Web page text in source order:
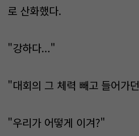
로 산화했다.
"강하다..."
"대회의 그 체력 빼고 들어가
"우리가 어떻게 이겨?"